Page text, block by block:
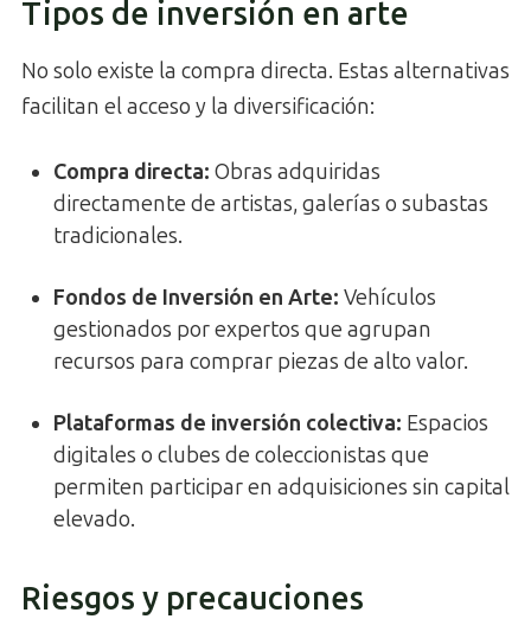
Tipos de inversión en arte
No solo existe la compra directa. Estas alternativas
facilitan el acceso y la diversificación:
Compra directa: Obras adquiridas
directamente de artistas, galerías o subastas
tradicionales.
Fondos de Inversión en Arte: Vehículos
gestionados por expertos que agrupan
recursos para comprar piezas de alto valor.
Plataformas de inversión colectiva: Espacios
digitales o clubes de coleccionistas que
permiten participar en adquisiciones sin capital
elevado.
Riesgos y precauciones